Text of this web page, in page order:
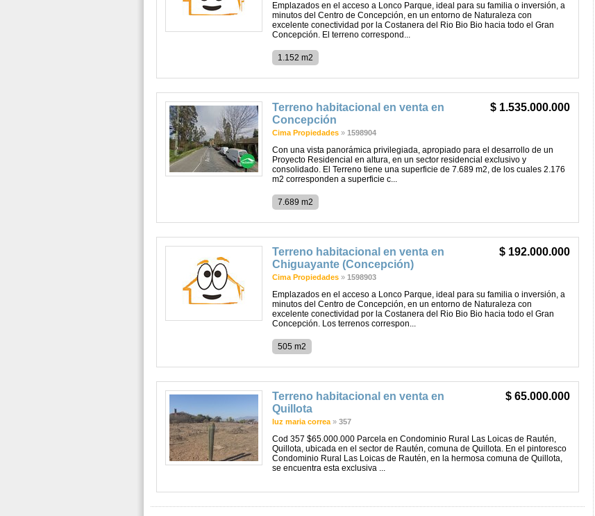
Emplazados en el acceso a Lonco Parque, ideal para su familia o inversión, a
minutos del Centro de Concepción, en un entorno de Naturaleza con
excelente conectividad por la Costanera del Rio Bio Bio hacia todo el Gran
Concepción. El terreno correspond...
1.152 m2
$ 1.535.000.000
Terreno habitacional en venta en
Concepción
Cima Propiedades » 1598904
Con una vista panorámica privilegiada, apropiado para el desarrollo de un
Proyecto Residencial en altura, en un sector residencial exclusivo y
consolidado. El Terreno tiene una superficie de 7.689 m2, de los cuales 2.176
m2 corresponden a superficie c...
7.689 m2
$ 192.000.000
Terreno habitacional en venta en
Chiguayante (Concepción)
Cima Propiedades » 1598903
Emplazados en el acceso a Lonco Parque, ideal para su familia o inversión, a
minutos del Centro de Concepción, en un entorno de Naturaleza con
excelente conectividad por la Costanera del Rio Bio Bio hacia todo el Gran
Concepción. Los terrenos correspon...
505 m2
$ 65.000.000
Terreno habitacional en venta en
Quillota
luz maria correa » 357
Cod 357 $65.000.000 Parcela en Condominio Rural Las Loicas de Rautén,
Quillota, ubicada en el sector de Rautén, comuna de Quillota. En el pintoresco
Condominio Rural Las Loicas de Rautén, en la hermosa comuna de Quillota,
se encuentra esta exclusiva ...